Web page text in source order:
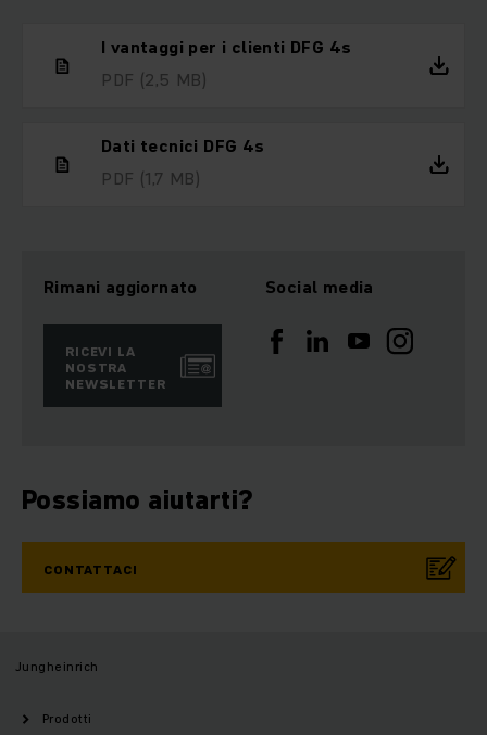
I vantaggi per i clienti DFG 4s
PDF (2,5 MB)
Dati tecnici DFG 4s
PDF (1,7 MB)
Rimani aggiornato
RICEVI LA
NOSTRA
NEWSLETTER
Social media
Possiamo aiutarti?
CONTATTACI
Jungheinrich
Prodotti